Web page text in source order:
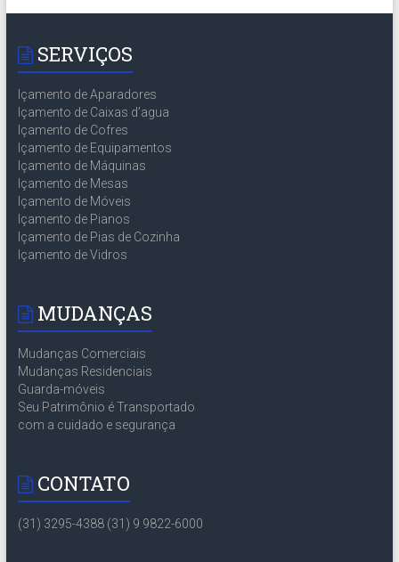
SERVIÇOS
Içamento de Aparadores
Içamento de Caixas d’agua
Içamento de Cofres
Içamento de Equipamentos
Içamento de Máquinas
Içamento de Mesas
Içamento de Móveis
Içamento de Pianos
Içamento de Pias de Cozinha
Içamento de Vidros
MUDANÇAS
Mudanças Comerciais
Mudanças Residenciais
Guarda-móveis
Seu Patrimônio é Transportado
com a cuidado e segurança
CONTATO
(31) 3295-4388 (31) 9 9822-6000